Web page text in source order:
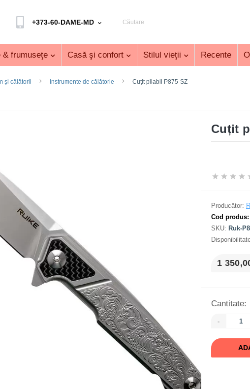
+373-60-DAME-MD
& frumuseţe Casă şi confort Stilul vieţii Recente
și călătorii Instrumente de călătorie Cuțit pliabil P875-SZ
Cuțit
Producător:
Cod produs:
SKU: Ruk-
1
Cantitate:
-